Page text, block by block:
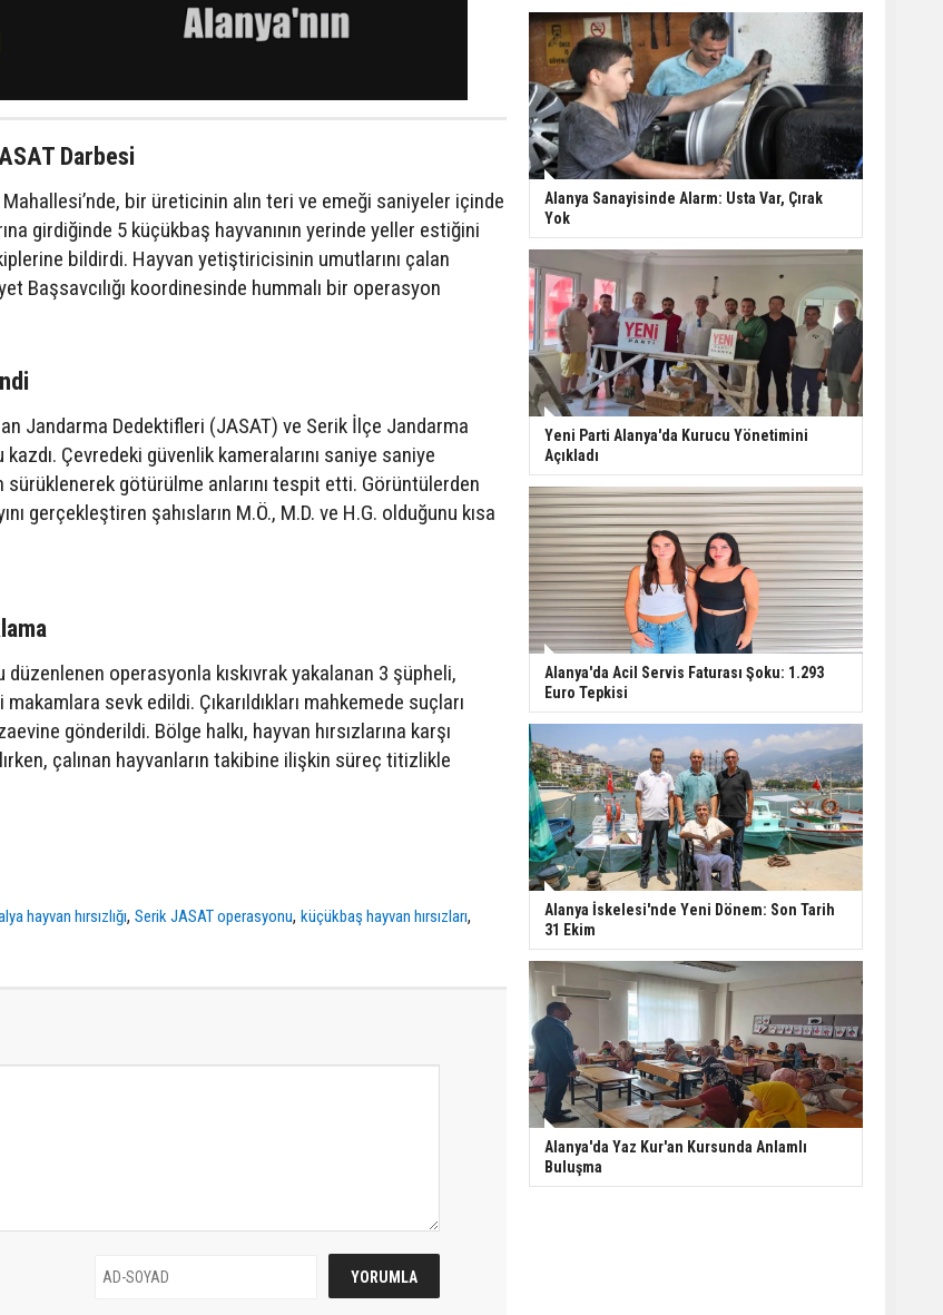
Darbesi
bir üreticinin alın teri ve emeği saniyeler içinde
girdiğinde 5 küçükbaş hayvanının yerinde yeller estiğini
bildirdi. Hayvan yetiştiricisinin umutlarını çalan
Başsavcılığı koordinesinde hummalı bir operasyon
Jandarma Dedektifleri (JASAT) ve Serik İlçe Jandarma
Çevredeki güvenlik kameralarını saniye saniye
sürüklenerek götürülme anlarını tespit etti. Görüntülerden
gerçekleştiren şahısların M.Ö., M.D. ve H.G. olduğunu kısa
operasyonla kıskıvrak yakalanan 3 şüpheli,
sevk edildi. Çıkarıldıkları mahkemede suçları
gönderildi. Bölge halkı, hayvan hırsızlarına karşı
çalınan hayvanların takibine ilişkin süreç titizlikle
hayvan hırsızlığı,Serik JASAT operasyonu,küçükbaş hayvan hırsızları,
Finike açıklarında 50
yapay resif denizle
buluştu
Kepez tarihine sahip
çıkıyor: Tarihi kuyular
Manavgat’ta ani
manevra kazayı
beraberinde getirdi: 3
yaralı
Serik’te inşaatta beton
blok işçinin üzerine
Alanya Sanayisinde Alarm: Usta Var, Çırak
Yok
Yeni Parti Alanya'da Kurucu Yönetimini
Açıkladı
Alanya'da Acil Servis Faturası Şoku: 1.293
Euro Tepkisi
Alanya İskelesi'nde Yeni Dönem: Son Tarih
31 Ekim
Alanya'da Yaz Kur'an Kursunda Anlamlı
Buluşma